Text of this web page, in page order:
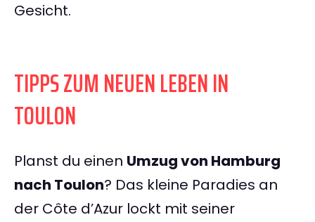
Gesicht.
TIPPS ZUM NEUEN LEBEN IN
TOULON
Planst du einen Umzug von Hamburg
nach Toulon? Das kleine Paradies an
der Côte d’Azur lockt mit seiner